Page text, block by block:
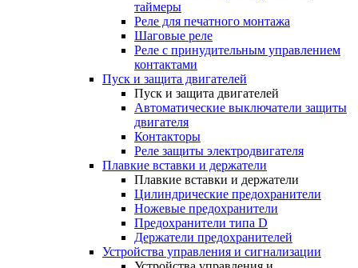
таймеры
Реле для печатного монтажа
Шаговые реле
Реле с принудительным управлением
контактами
Пуск и защита двигателей
Пуск и защита двигателей
Автоматические выключатели защиты
двигателя
Контакторы
Реле защиты электродвигателя
Плавкие вставки и держатели
Плавкие вставки и держатели
Цилиндрические предохранители
Ножевые предохранители
Предохранители типа D
Держатели предохранителей
Устройства управления и сигнализации